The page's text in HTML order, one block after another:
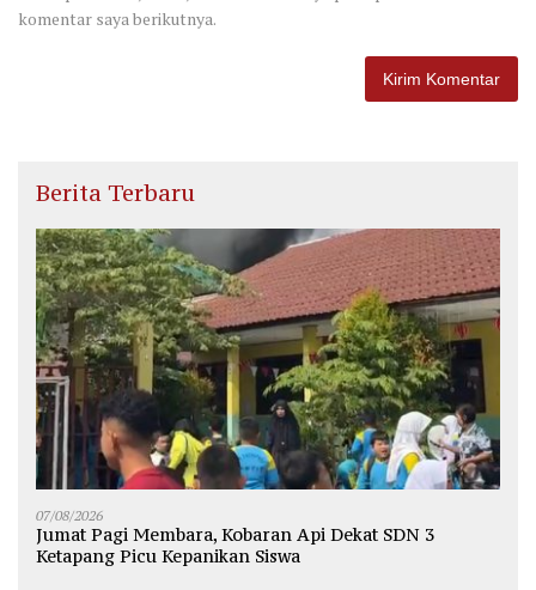
komentar saya berikutnya.
Berita Terbaru
07/08/2026
Jumat Pagi Membara, Kobaran Api Dekat SDN 3
Ketapang Picu Kepanikan Siswa